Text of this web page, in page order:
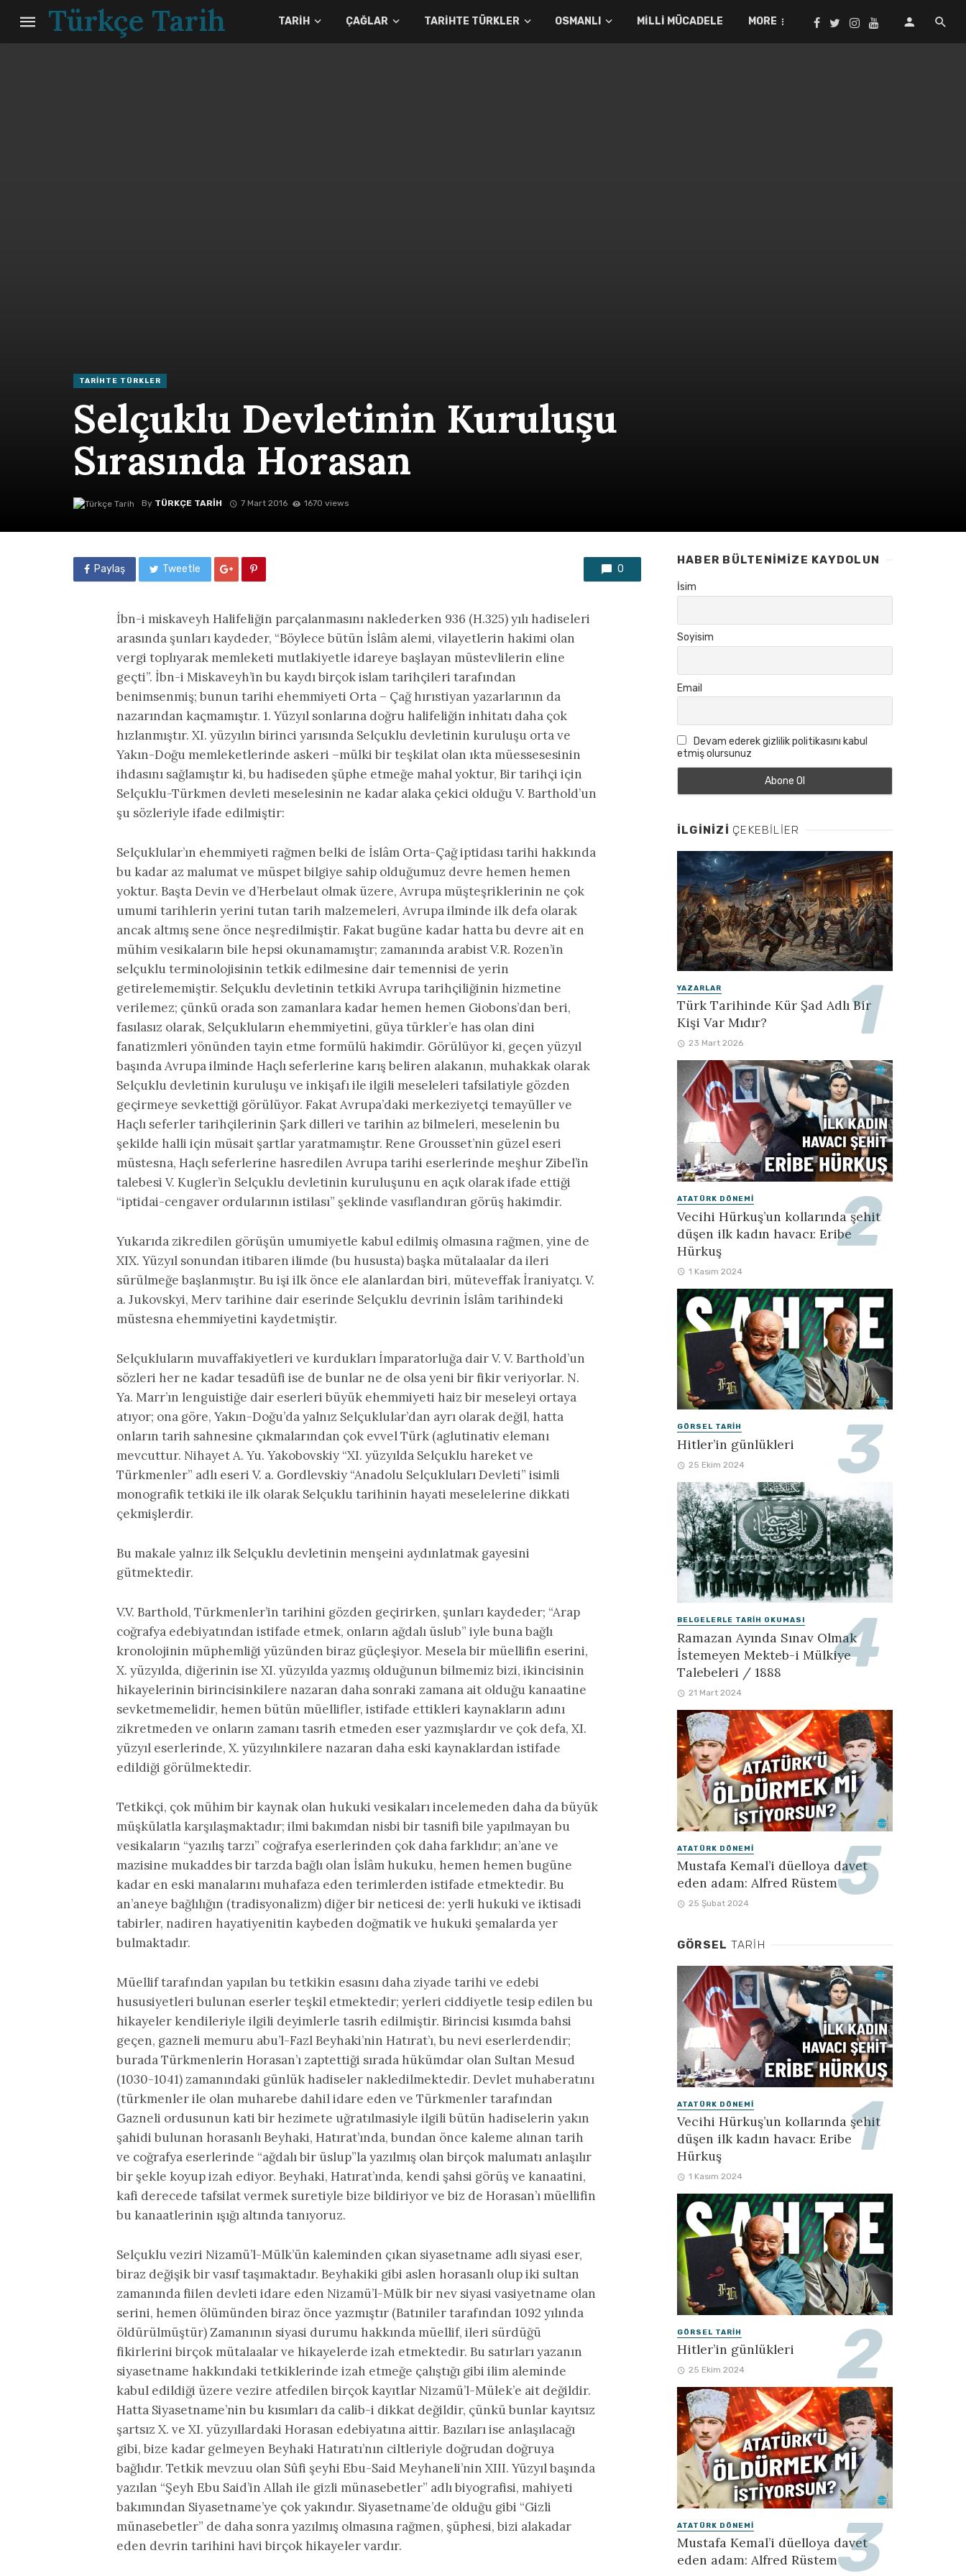
Türkçe Tarih TARIH ÇAĞLAR TARIHTE TÜRKLER OSMANLI MILLI MÜCADELE MORE
TARIHTE TÜRKLER
Selçuklu Devletinin Kuruluşu
Sırasında Horasan
By TÜRKÇE TARIH 7 Mart 2016 1670 views
Paylaş Tweetle 0
İbn-i miskaveyh Halifeliğin parçalanmasını naklederken 936 (H.325) yılı hadiseleri
arasında şunları kaydeder, “Böylece bütün İslâm alemi, vilayetlerin hakimi olan
vergi toplıyarak memleketi mutlakiyetle idareye başlayan müstevlilerin eline
geçti”. İbn-i Miskaveyh’in bu kaydı birçok islam tarihçileri tarafından
benimsenmiş; bunun tarihi ehemmiyeti Orta – Çağ hırıstiyan yazarlarının da
nazarından kaçmamıştır. 1. Yüzyıl sonlarına doğru halifeliğin inhitatı daha çok
hızlanmıştır. XI. yüzyılın birinci yarısında Selçuklu devletinin kuruluşu orta ve
Yakın-Doğu memleketlerinde askeri –mülki bir teşkilat olan ıkta müessesesinin
ihdasını sağlamıştır ki, bu hadiseden şüphe etmeğe mahal yoktur, Bir tarihçi için
Selçuklu-Türkmen devleti meselesinin ne kadar alaka çekici olduğu V. Barthold’un
şu sözleriyle ifade edilmiştir:
Selçuklular’ın ehemmiyeti rağmen belki de İslâm Orta-Çağ iptidası tarihi hakkında
bu kadar az malumat ve müspet bilgiye sahip olduğumuz devre hemen hemen
yoktur. Başta Devin ve d’Herbelaut olmak üzere, Avrupa müşteşriklerinin ne çok
umumi tarihlerin yerini tutan tarih malzemeleri, Avrupa ilminde ilk defa olarak
ancak altmış sene önce neşredilmiştir. Fakat bugüne kadar hatta bu devre ait en
mühim vesikaların bile hepsi okunamamıştır; zamanında arabist V.R. Rozen’in
selçuklu terminolojisinin tetkik edilmesine dair temennisi de yerin
getirelememiştir. Selçuklu devletinin tetkiki Avrupa tarihçiliğinin hizmetine
verilemez; çünkü orada son zamanlara kadar hemen hemen Giobons’dan beri,
fasılasız olarak, Selçukluların ehemmiyetini, güya türkler’e has olan dini
fanatizmleri yönünden tayin etme formülü hakimdir. Görülüyor ki, geçen yüzyıl
başında Avrupa ilminde Haçlı seferlerine karış beliren alakanın, muhakkak olarak
Selçuklu devletinin kuruluşu ve inkişafı ile ilgili meseleleri tafsilatiyle gözden
geçirmeye sevkettiği görülüyor. Fakat Avrupa’daki merkeziyetçi temayüller ve
Haçlı seferler tarihçilerinin Şark dilleri ve tarihin az bilmeleri, meselenin bu
şekilde halli için müsait şartlar yaratmamıştır. Rene Grousset’nin güzel eseri
müstesna, Haçlı seferlerine hasredilen Avrupa tarihi eserlerinde meşhur Zibel’in
talebesi V. Kugler’in Selçuklu devletinin kuruluşunu en açık olarak ifade ettiği
“iptidai-cengaver ordularının istilası” şeklinde vasıflandıran görüş hakimdir.
Yukarıda zikredilen görüşün umumiyetle kabul edilmiş olmasına rağmen, yine de
XIX. Yüzyıl sonundan itibaren ilimde (bu hususta) başka mütalaalar da ileri
sürülmeğe başlanmıştır. Bu işi ilk önce ele alanlardan biri, müteveffak İraniyatçı. V.
a. Jukovskyi, Merv tarihine dair eserinde Selçuklu devrinin İslâm tarihindeki
müstesna ehemmiyetini kaydetmiştir.
Selçukluların muvaffakiyetleri ve kurdukları İmparatorluğa dair V. V. Barthold’un
sözleri her ne kadar tesadüfi ise de bunlar ne de olsa yeni bir fikir veriyorlar. N.
Ya. Marr’ın lenguistiğe dair eserleri büyük ehemmiyeti haiz bir meseleyi ortaya
atıyor; ona göre, Yakın-Doğu’da yalnız Selçuklular’dan ayrı olarak değil, hatta
onların tarih sahnesine çıkmalarından çok evvel Türk (aglutinativ elemanı
mevcuttur. Nihayet A. Yu. Yakobovskiy “XI. yüzyılda Selçuklu hareket ve
Türkmenler” adlı eseri V. a. Gordlevskiy “Anadolu Selçukluları Devleti” isimli
monografik tetkiki ile ilk olarak Selçuklu tarihinin hayati meselelerine dikkati
çekmişlerdir.
Bu makale yalnız ilk Selçuklu devletinin menşeini aydınlatmak gayesini
gütmektedir.
V.V. Barthold, Türkmenler’in tarihini gözden geçirirken, şunları kaydeder; “Arap
coğrafya edebiyatından istifade etmek, onların ağdalı üslub” iyle buna bağlı
kronolojinin müphemliği yüzünden biraz güçleşiyor. Mesela bir müellifin eserini,
X. yüzyılda, diğerinin ise XI. yüzyılda yazmış olduğunun bilmemiz bizi, ikincisinin
hikayelerinin birincisinkilere nazaran daha sonraki zamana ait olduğu kanaatine
sevketmemelidir, hemen bütün müellifler, istifade ettikleri kaynakların adını
zikretmeden ve onların zamanı tasrih etmeden eser yazmışlardır ve çok defa, XI.
yüzyıl eserlerinde, X. yüzyılınkilere nazaran daha eski kaynaklardan istifade
edildiği görülmektedir.
Tetkikçi, çok mühim bir kaynak olan hukuki vesikaları incelemeden daha da büyük
müşkülatla karşılaşmaktadır; ilmi bakımdan nisbi bir tasnifi bile yapılmayan bu
vesikaların “yazılış tarzı” coğrafya eserlerinden çok daha farklıdır; an’ane ve
mazisine mukaddes bir tarzda bağlı olan İslâm hukuku, hemen hemen bugüne
kadar en eski manalarını muhafaza eden terimlerden istifade etmektedir. Bu
an’aneye bağlılığın (tradisyonalizm) diğer bir neticesi de: yerli hukuki ve iktisadi
tabirler, nadiren hayatiyenitin kaybeden doğmatik ve hukuki şemalarda yer
bulmaktadır.
Müellif tarafından yapılan bu tetkikin esasını daha ziyade tarihi ve edebi
hususiyetleri bulunan eserler teşkil etmektedir; yerleri ciddiyetle tesip edilen bu
hikayeler kendileriyle ilgili deyimlerle tasrih edilmiştir. Birincisi kısımda bahsi
geçen, gazneli memuru abu’l-Fazl Beyhaki’nin Hatırat’ı, bu nevi eserlerdendir;
burada Türkmenlerin Horasan’ı zaptettiği sırada hükümdar olan Sultan Mesud
(1030-1041) zamanındaki günlük hadiseler nakledilmektedir. Devlet muhaberatını
(türkmenler ile olan muharebe dahil idare eden ve Türkmenler tarafından
Gazneli ordusunun kati bir hezimete uğratılmasiyle ilgili bütün hadiselerin yakın
şahidi bulunan horasanlı Beyhaki, Hatırat’ında, bundan önce kaleme alınan tarih
ve coğrafya eserlerinde “ağdalı bir üslup”la yazılmış olan birçok malumatı anlaşılır
bir şekle koyup izah ediyor. Beyhaki, Hatırat’ında, kendi şahsi görüş ve kanaatini,
kafi derecede tafsilat vermek suretiyle bize bildiriyor ve biz de Horasan’ı müellifin
bu kanaatlerinin ışığı altında tanıyoruz.
Selçuklu veziri Nizamü’l-Mülk’ün kaleminden çıkan siyasetname adlı siyasi eser,
biraz değişik bir vasıf taşımaktadır. Beyhakiki gibi aslen horasanlı olup iki sultan
zamanında fiilen devleti idare eden Nizamü’l-Mülk bir nev siyasi vasiyetname olan
serini, hemen ölümünden biraz önce yazmıştır (Batıniler tarafından 1092 yılında
öldürülmüştür) Zamanının siyasi durumu hakkında müellif, ileri sürdüğü
fikirlerini birçok mütalaalar ve hikayelerde izah etmektedir. Bu satırları yazanın
siyasetname hakkındaki tetkiklerinde izah etmeğe çalıştığı gibi ilim aleminde
kabul edildiği üzere vezire atfedilen birçok kayıtlar Nizamü’l-Mülek’e ait değildir.
Hatta Siyasetname’nin bu kısımları da calib-i dikkat değildir, çünkü bunlar kayıtsız
şartsız X. ve XI. yüzyıllardaki Horasan edebiyatına aittir. Bazıları ise anlaşılacağı
gibi, bize kadar gelmeyen Beyhaki Hatıratı’nın ciltleriyle doğrudan doğruya
bağlıdır. Tetkik mevzuu olan Sûfi şeyhi Ebu-Said Meyhaneli’nin XIII. Yüzyıl başında
yazılan “Şeyh Ebu Said’in Allah ile gizli münasebetler” adlı biyografisi, mahiyeti
bakımından Siyasetname’ye çok yakındır. Siyasetname’de olduğu gibi “Gizli
münasebetler” de daha sonra yazılmış olmasına rağmen, şüphesi, bizi alakadar
eden devrin tarihini havi birçok hikayeler vardır.
HABER BÜLTENIMIZE KAYDOLUN
İsim
Soyisim
Email
Devam ederek gizlilik politikasını kabul
etmiş olursunuz
İLGINIZI ÇEKEBILIER
YAZARLAR
Türk Tarihinde Kür Şad Adlı Bir
Kişi Var Mıdır?
23 Mart 2026
ATATÜRK DÖNEMI
Vecihi Hürkuş’un kollarında şehit
düşen ilk kadın havacı: Eribe
Hürkuş
1 Kasım 2024
GÖRSEL TARIH
Hitler’in günlükleri
25 Ekim 2024
BELGELERLE TARIH OKUMASI
Ramazan Ayında Sınav Olmak
İstemeyen Mekteb-i Mülkiye
Talebeleri / 1888
21 Mart 2024
ATATÜRK DÖNEMI
Mustafa Kemal’i düelloya davet
eden adam: Alfred Rüstem
25 Şubat 2024
GÖRSEL TARIH
ATATÜRK DÖNEMI
Vecihi Hürkuş’un kollarında şehit
düşen ilk kadın havacı: Eribe
Hürkuş
1 Kasım 2024
GÖRSEL TARIH
Hitler’in günlükleri
25 Ekim 2024
ATATÜRK DÖNEMI
Mustafa Kemal’i düelloya davet
eden adam: Alfred Rüstem